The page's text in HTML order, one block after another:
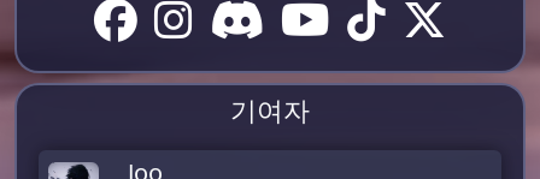
기여자